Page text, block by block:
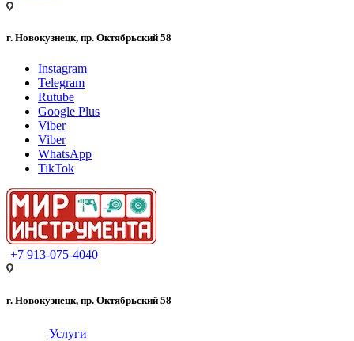
г. Новокузнецк, пр. Октябрьский 58
Instagram
Telegram
Rutube
Google Plus
Viber
Viber
WhatsApp
TikTok
+7 913-075-4040
г. Новокузнецк, пр. Октябрьский 58
Услуги